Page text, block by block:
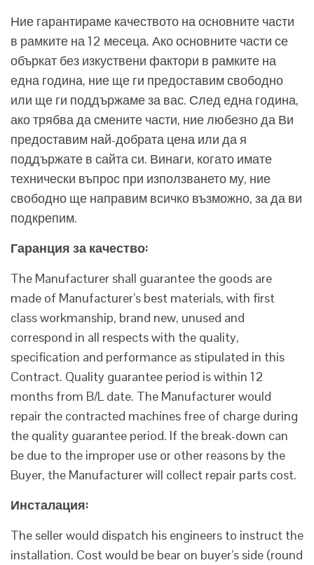
Ние гарантираме качеството на основните части
в рамките на 12 месеца. Ако основните части се
объркат без изкуствени фактори в рамките на
една година, ние ще ги предоставим свободно
или ще ги поддържаме за вас. След една година,
ако трябва да смените части, ние любезно да Ви
предоставим най-добрата цена или да я
поддържате в сайта си. Винаги, когато имате
технически въпрос при използването му, ние
свободно ще направим всичко възможно, за да ви
подкрепим.
Гаранция за качество:
The Manufacturer shall guarantee the goods are
made of Manufacturer’s best materials, with first
class workmanship, brand new, unused and
correspond in all respects with the quality,
specification and performance as stipulated in this
Contract. Quality guarantee period is within 12
months from B/L date. The Manufacturer would
repair the contracted machines free of charge during
the quality guarantee period. If the break-down can
be due to the improper use or other reasons by the
Buyer, the Manufacturer will collect repair parts cost.
Инсталация:
The seller would dispatch his engineers to instruct the
installation. Cost would be bear on buyer’s side (round